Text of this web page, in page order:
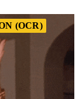
(OCR)